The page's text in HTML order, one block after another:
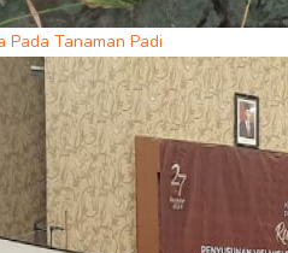
Pada Tanaman Padi